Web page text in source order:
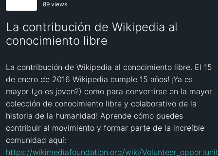
89 views
La contribución de Wikipedia al
conocimiento libre
La contribución de Wikipedia al conocimiento libre. El 15
de enero de 2016 Wikipedia cumple 15 años! ¡Ya es
mayor (¿o es joven?) como para convertirse en la mayor
colección de conocimiento libre y colaborativo de la
historia de la humanidad! Aprende cómo puedes
contribuir al movimiento y formar parte de la increíble
https://wikimediafoundation.org/wiki/